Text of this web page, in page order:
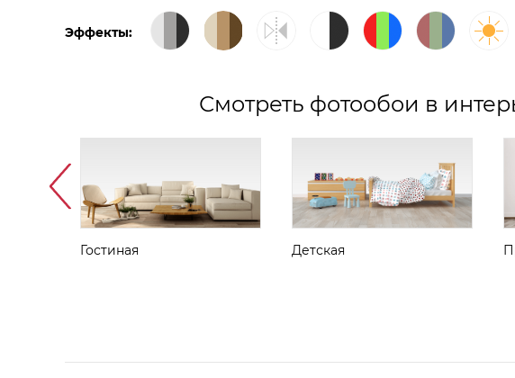
Эффекты:
Смотреть фотообои в
Гостиная Детская